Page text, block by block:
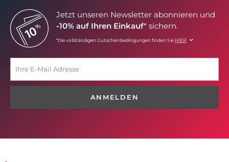
Jetzt unseren Newsletter abonnieren und
-10% auf Ihren Einkauf* sichern.
*Die vollständigen Gutscheinbedingungen finden Sie HIER
ANMELDEN